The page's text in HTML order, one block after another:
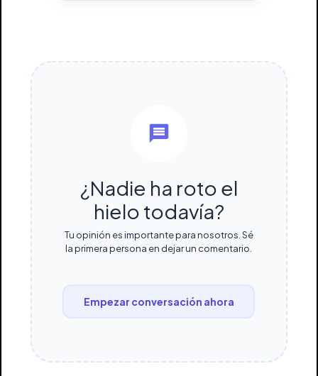
¿Nadie ha roto el
hielo todavía?
Tu opinión es importante para nosotros. Sé
la primera persona en dejar un comentario.
Empezar conversación ahora